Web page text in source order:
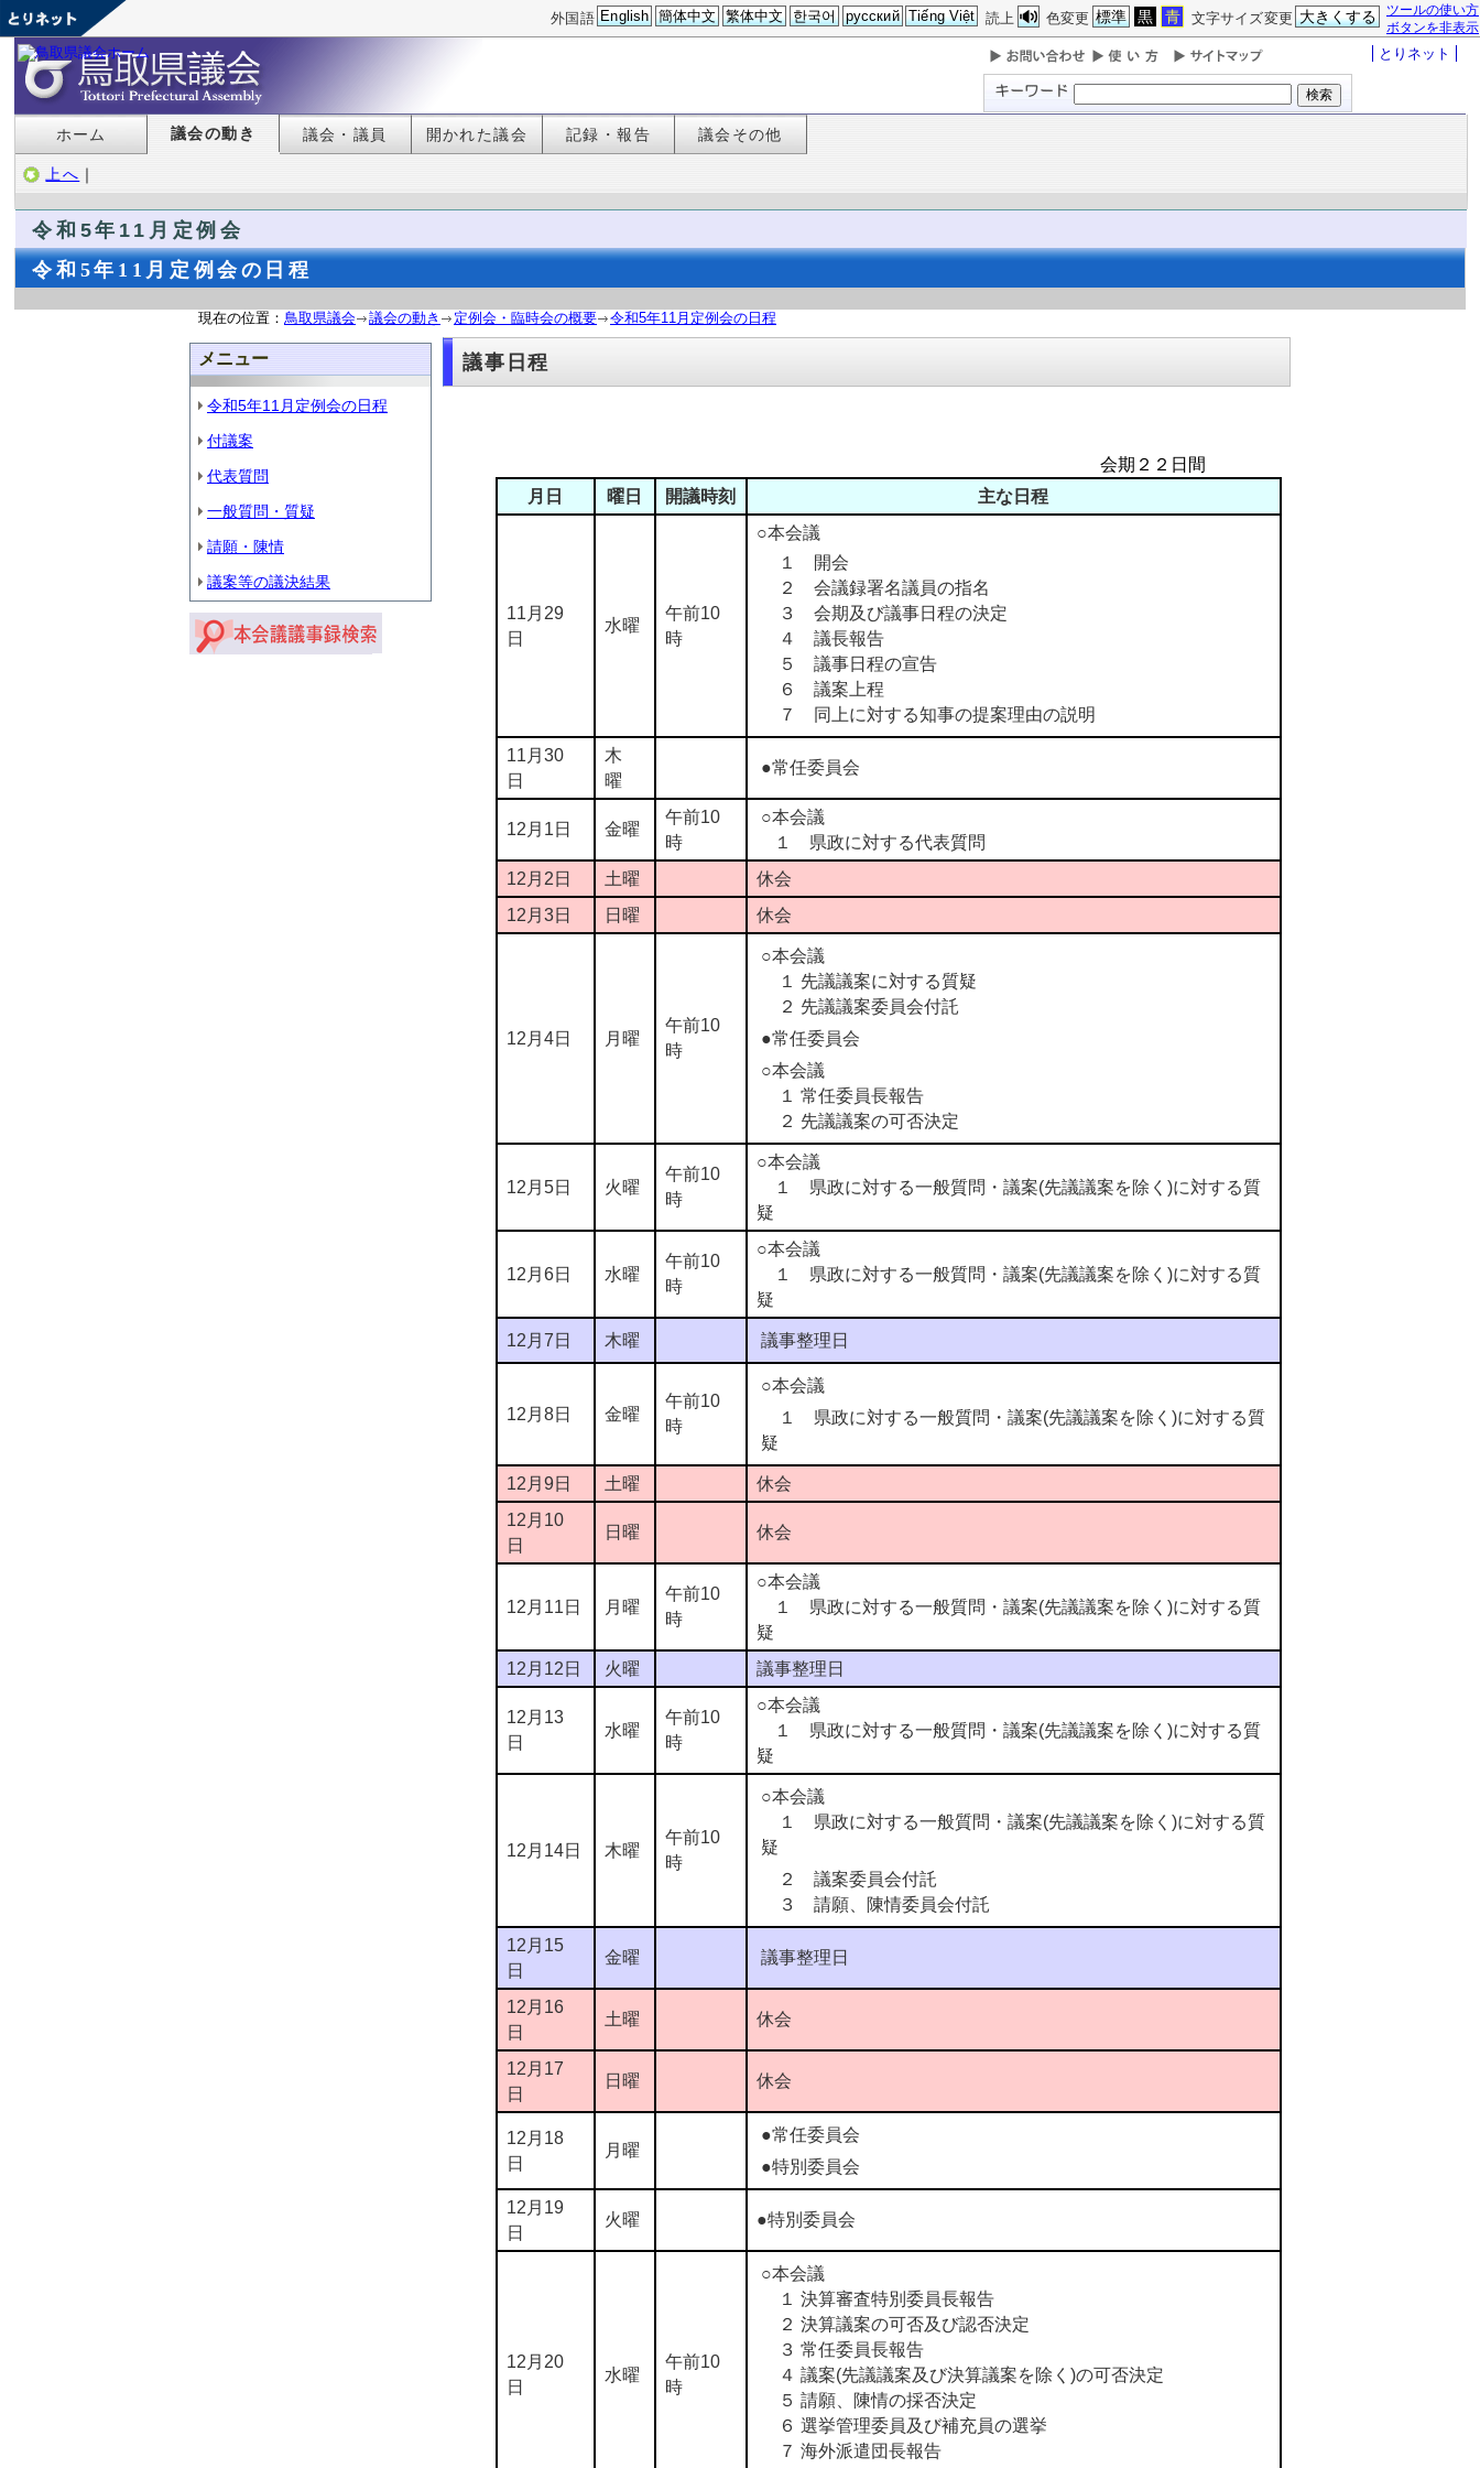
ツールの使い方
ボタンを非表示
文字サイズ変更 大きくする
色変更 標準 黒 青
読上
外国語 English 簡体中文 繁体中文 한국어 русский Tiếng Việt
とりネット
ホーム 議会の動き 議会・議員 開かれた議会 記録・報告 議会その他
上へ ｜
令和5年11月定例会
令和5年11月定例会の日程
現在の位置： 鳥取県議会 議会の動き 定例会・臨時会の概要 令和5年11月定例会の日程
メニュー
令和5年11月定例会の日程
付議案
代表質問
一般質問・質疑
請願・陳情
議案等の議決結果
議事日程
会期２２日間
月日
曜日 開議時刻 主な日程
11月29
日
水曜
午前10
時
○本会議
１ 開会
２ 会議録署名議員の指名
３ 会期及び議事日程の決定
４ 議長報告
５ 議事日程の宣告
６ 議案上程
７ 同上に対する知事の提案理由の説明
11月30
日
木
曜
●常任委員会
12月1日 金曜
午前10
時
○本会議
１ 県政に対する代表質問
12月2日
土曜
休会
12月3日
日曜 休会
12月4日 月曜
午前10
時
○本会議
１ 先議議案に対する質疑
２ 先議議案委員会付託
●常任委員会
○本会議
１ 常任委員長報告
２ 先議議案の可否決定
12月5日 火曜
午前10
時
○本会議
１ 県政に対する一般質問・議案(先議議案を除く)に対する質
疑
12月6日 水曜
午前10
時
○本会議
１ 県政に対する一般質問・議案(先議議案を除く)に対する質
疑
12月7日 木曜 議事整理日
12月8日 金曜
午前10
時
○本会議
１ 県政に対する一般質問・議案(先議議案を除く)に対する質
疑
12月9日 土曜
休会
12月10
日
日曜 休会
12月11日 月曜
午前10
時
○本会議
１ 県政に対する一般質問・議案(先議議案を除く)に対する質
疑
12月12日
火曜 議事整理日
12月13
日
水曜
午前10
時
○本会議
１ 県政に対する一般質問・議案(先議議案を除く)に対する質
疑
12月14日 木曜
午前10
時
○本会議
１ 県政に対する一般質問・議案(先議議案を除く)に対する質
疑
２ 議案委員会付託
３ 請願、陳情委員会付託
12月15
日
金曜 議事整理日
12月16
日
土曜 休会
12月17
日
日曜 休会
12月18
日
月曜
●常任委員会
●特別委員会
12月19
日
火曜 ●特別委員会
12月20
日
水曜
午前10
時
○本会議
１ 決算審査特別委員長報告
２ 決算議案の可否及び認否決定
３ 常任委員長報告
４ 議案(先議議案及び決算議案を除く)の可否決定
５ 請願、陳情の採否決定
６ 選挙管理委員及び補充員の選挙
７ 海外派遣団長報告